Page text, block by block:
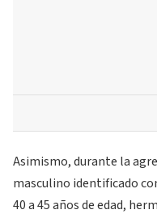
Asimismo, durante la
masculino identificado
40 a 45 años de edad,